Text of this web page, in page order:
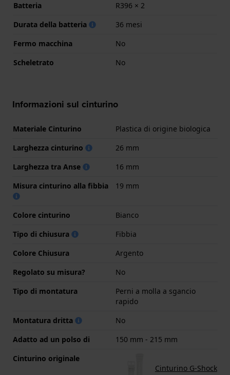
Batteria
R396 × 2
Durata della batteria
36 mesi
Fermo macchina
No
Scheletrato
No
Informazioni sul cinturino
Materiale Cinturino
Plastica di origine biologica
Larghezza cinturino
26 mm
Larghezza tra Anse
16 mm
Misura cinturino alla fibbia
19 mm
Colore cinturino
Bianco
Tipo di chiusura
Fibbia
Colore Chiusura
Argento
Regolato su misura?
No
Tipo di montatura
Perni a molla a sgancio
rapido
Montatura dritta
No
Adatto ad un polso di
150 mm - 215 mm
Cinturino originale
Cinturino G-Shock